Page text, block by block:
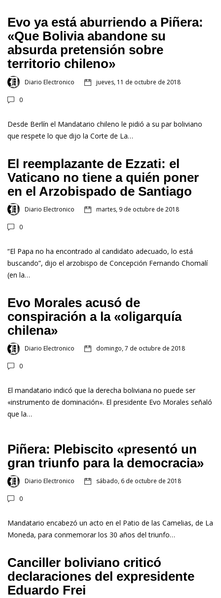
Evo ya está aburriendo a Piñera:
«Que Bolivia abandone su
absurda pretensión sobre
territorio chileno»
Diario Electronico jueves, 11 de octubre de 2018
0
Desde Berlín el Mandatario chileno le pidió a su par boliviano
que respete lo que dijo la Corte de La…
El reemplazante de Ezzati: el
Vaticano no tiene a quién poner
en el Arzobispado de Santiago
Diario Electronico martes, 9 de octubre de 2018
0
“El Papa no ha encontrado al candidato adecuado, lo está
buscando”, dijo el arzobispo de Concepción Fernando Chomalí
(en la…
Evo Morales acusó de
conspiración a la «oligarquía
chilena»
Diario Electronico domingo, 7 de octubre de 2018
0
El mandatario indicó que la derecha boliviana no puede ser
«instrumento de dominación». El presidente Evo Morales señaló
que la…
Piñera: Plebiscito «presentó un
gran triunfo para la democracia»
Diario Electronico sábado, 6 de octubre de 2018
0
Mandatario encabezó un acto en el Patio de las Camelias, de La
Moneda, para conmemorar los 30 años del triunfo…
Canciller boliviano criticó
declaraciones del expresidente
Eduardo Frei